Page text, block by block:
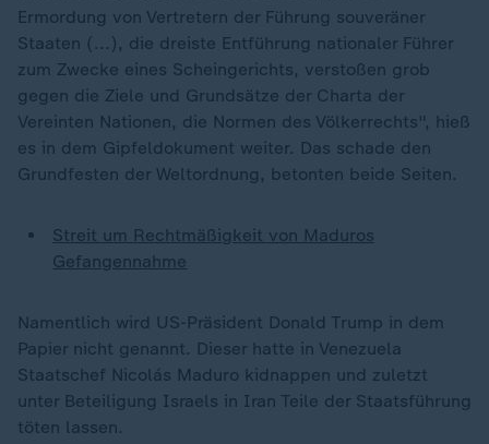
Ermordung von Vertretern der Führung souveräner
Staaten (...), die dreiste Entführung nationaler Führer
zum Zwecke eines Scheingerichts, verstoßen grob
gegen die Ziele und Grundsätze der Charta der
Vereinten Nationen, die Normen des Völkerrechts", hieß
es in dem Gipfeldokument weiter. Das schade den
Grundfesten der Weltordnung, betonten beide Seiten.
Streit um Rechtmäßigkeit von Maduros
Gefangennahme
Namentlich wird US-Präsident Donald Trump in dem
Papier nicht genannt. Dieser hatte in Venezuela
Staatschef Nicolás Maduro kidnappen und zuletzt
unter Beteiligung Israels in Iran Teile der Staatsführung
töten lassen.